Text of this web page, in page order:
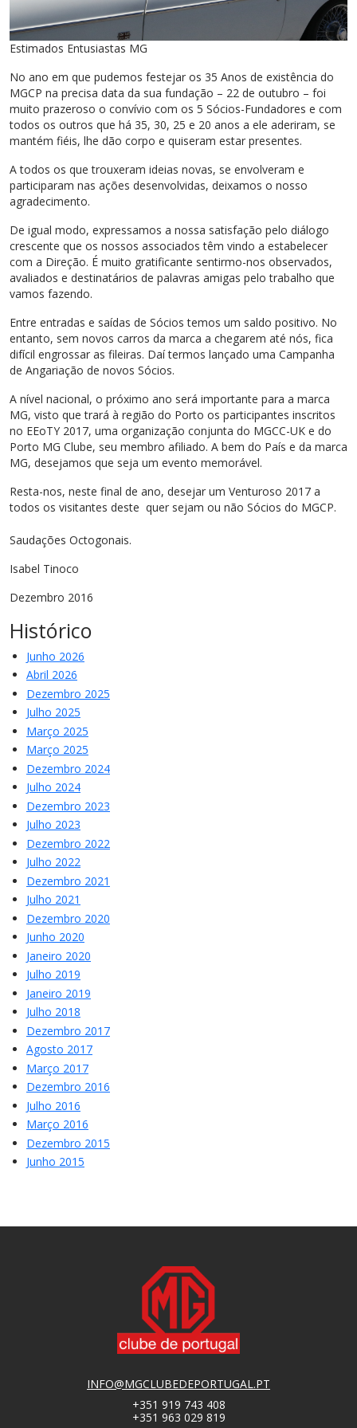
Estimados Entusiastas MG
No ano em que pudemos festejar os 35 Anos de existência do
MGCP na precisa data da sua fundação – 22 de outubro – foi
muito prazeroso o convívio com os 5 Sócios-Fundadores e com
todos os outros que há 35, 30, 25 e 20 anos a ele aderiram, se
mantém fiéis, lhe dão corpo e quiseram estar presentes.
A todos os que trouxeram ideias novas, se envolveram e
participaram nas ações desenvolvidas, deixamos o nosso
agradecimento.
De igual modo, expressamos a nossa satisfação pelo diálogo
crescente que os nossos associados têm vindo a estabelecer
com a Direção. É muito gratificante sentirmo-nos observados,
avaliados e destinatários de palavras amigas pelo trabalho que
vamos fazendo.
Entre entradas e saídas de Sócios temos um saldo positivo. No
entanto, sem novos carros da marca a chegarem até nós, fica
difícil engrossar as fileiras. Daí termos lançado uma Campanha
de Angariação de novos Sócios.
A nível nacional, o próximo ano será importante para a marca
MG, visto que trará à região do Porto os participantes inscritos
no EEoTY 2017, uma organização conjunta do MGCC-UK e do
Porto MG Clube, seu membro afiliado. A bem do País e da marca
MG, desejamos que seja um evento memorável.
Resta-nos, neste final de ano, desejar um Venturoso 2017 a
todos os visitantes deste quer sejam ou não Sócios do MGCP.
Saudações Octogonais.
Isabel Tinoco
Dezembro 2016
Histórico
Junho 2026
Abril 2026
Dezembro 2025
Julho 2025
Março 2025
Março 2025
Dezembro 2024
Julho 2024
Dezembro 2023
Julho 2023
Dezembro 2022
Julho 2022
Dezembro 2021
Julho 2021
Dezembro 2020
Junho 2020
Janeiro 2020
Julho 2019
Janeiro 2019
Julho 2018
Dezembro 2017
Agosto 2017
Março 2017
Dezembro 2016
Julho 2016
Março 2016
Dezembro 2015
Junho 2015
INFO@MGCLUBEDEPORTUGAL.PT
+351 919 743 408
+351 963 029 819